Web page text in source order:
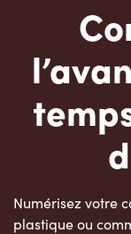
Numérisez votre
plastique ou